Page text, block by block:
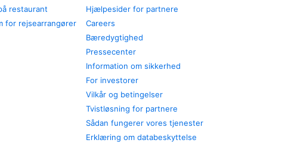
restaurant
for rejsearrangører
Hjælpesider for partnere
Careers
Bæredygtighed
Pressecenter
Information om sikkerhed
For investorer
Vilkår og betingelser
Tvistløsning for partnere
Sådan fungerer vores tjenester
Erklæring om databeskyttelse